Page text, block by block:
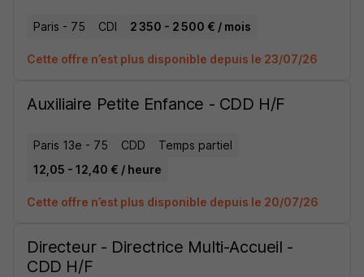
Paris - 75 CDI 2 350 - 2 500 € / mois
Cette offre n’est plus disponible depuis le 23/07/26
Auxiliaire Petite Enfance - CDD H/F
Paris 13e - 75 CDD
Temps partiel
12,05 - 12,40 € / heure
Cette offre n’est plus disponible depuis le 20/07/26
Directeur - Directrice Multi-Accueil -
CDD H/F